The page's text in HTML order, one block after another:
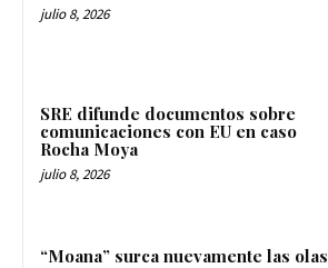
julio 8, 2026
SRE difunde documentos sobre
comunicaciones con EU en caso
Rocha Moya
julio 8, 2026
“Moana” surca nuevamente las olas